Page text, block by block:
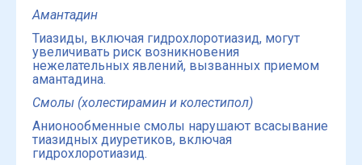
Амантадин
Тиазиды, включая гидрохлоротиазид, могут
увеличивать риск возникновения
нежелательных явлений, вызванных приемом
амантадина.
Смолы (холестирамин и колестипол)
Анионообменные смолы нарушают всасывание
тиазидных диуретиков, включая
гидрохлоротиазид.